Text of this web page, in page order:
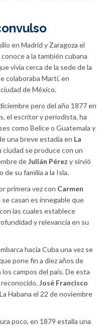
en Madrid y Zaragoza el
conoce a la también cubana
vivía cerca de la sede de la
colaboraba Martí, en
de México.
pero del año 1877 en
el escritor y periodista, ha
como Belice o Guatemala y
una breve estadía en La
ciudad se produce con un
deJulián Pérez y sirvió
de su familia a la Isla.
primera vez con Carmen
casan es innegable que
las cuales establece
y relevancia en su
hacia Cuba una vez se
pone fin a diez años de
campos del país. De esta
José Francisco
Habana el 22 de noviembre
poco, en 1879 estalla una